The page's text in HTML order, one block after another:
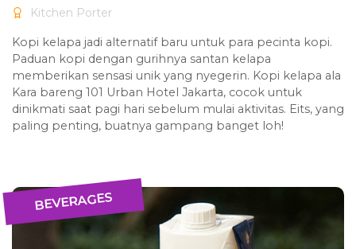
Kitchen Porter
Kopi kelapa jadi alternatif baru untuk para pecinta kopi.
Paduan kopi dengan gurihnya santan kelapa
memberikan sensasi unik yang nyegerin. Kopi kelapa ala
Kara bareng 101 Urban Hotel Jakarta, cocok untuk
dinikmati saat pagi hari sebelum mulai aktivitas. Eits, yang
paling penting, buatnya gampang banget loh!
BEVERAGES